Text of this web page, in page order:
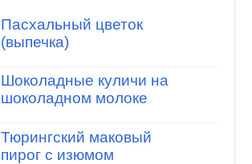
Пасхальный цветок
(выпечка)
Шоколадные куличи на
шоколадном молоке
Тюрингский маковый
пирог с изюмом